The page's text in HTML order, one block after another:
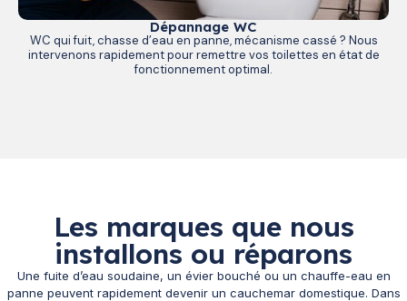
Dépannage WC
WC qui fuit, chasse d’eau en panne, mécanisme cassé ? Nous
intervenons rapidement pour remettre vos toilettes en état de
fonctionnement optimal.
Les marques que nous
installons ou réparons
Une fuite d’eau soudaine, un évier bouché ou un chauffe-eau en
panne peuvent rapidement devenir un cauchemar domestique. Dans